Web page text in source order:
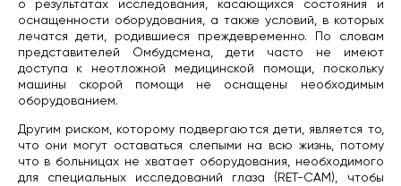
о результатах исследования, касающихся состояния и
оснащенности оборудования, а также условий, в которых
лечатся дети, родившиеся преждевременно. По словам
представителей Омбудсмена, дети часто не имеют
доступа к неотложной медицинской помощи, поскольку
машины скорой помощи не оснащены необходимым
оборудованием.
Другим риском, которому подвергаются дети, является то,
что они могут оставаться слепыми на всю жизнь, потому
что в больницах не хватает оборудования, необходимого
для специальных исследований глаза (RET-CAM), чтобы